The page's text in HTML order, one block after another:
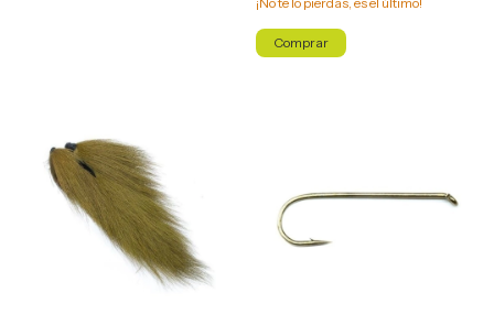
Comprar